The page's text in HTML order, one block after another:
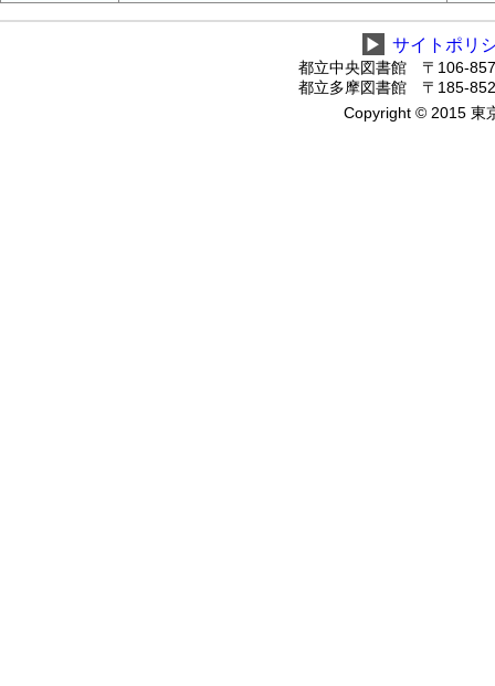
▶ サイトポリ
都立中央図書館 〒106-
都立多摩図書館 〒185-
Copyright © 2015 東